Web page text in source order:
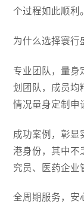
个过程如此顺利
为什么选择寰行
专业团队，量身
划团队，成员均
情况量身定制申
成功案例，彰显
港身份，其中不
究员、医药企业
全周期服务，安